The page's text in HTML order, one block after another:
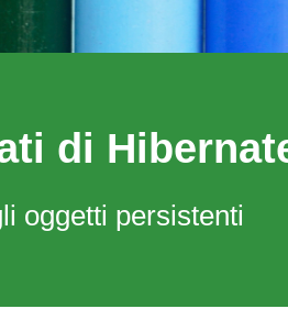
di
oggetti persistenti